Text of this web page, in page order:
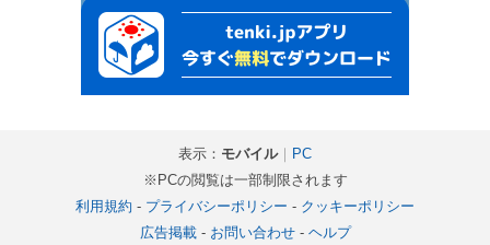
表示： モバイル｜ PC
※PCの閲覧は一部制限されます
利用規約 - プライバシーポリシー - クッキーポリシー
広告掲載- お問い合わせ- ヘルプ